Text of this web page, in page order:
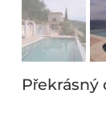
Překrásný